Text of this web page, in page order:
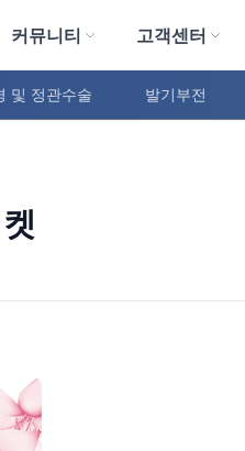
커뮤니티 고객센터
및 정관수술 발기부전